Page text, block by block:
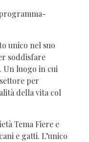
unico nel suo
soddisfare
Un luogo in cui
per
della vita col
Tema Fiere e
e gatti. L’unico